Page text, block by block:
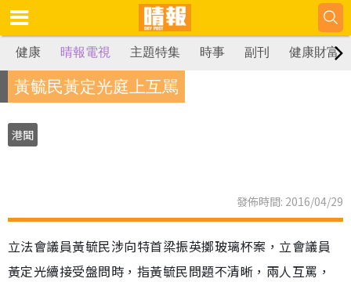
健康 晴報電視 主題特集 時事 副刊 健康財富
黃毓民黃定光庭上互駡
港聞
發佈時間: 2016/04/29
立法會議員黃毓民涉向特首梁振英擲玻璃杯案，立會議員
黃定光續接受盤問時，指黃毓民問題不清晰，兩人互罵，